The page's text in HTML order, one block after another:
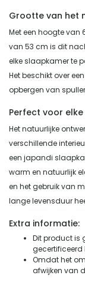
Grootte van het
Met een hoogte van
van 53 cm is dit
elke slaapkamer te
Het beschikt over
opbergen van
Perfect voor
Het natuurlijke
verschillende
een japandi
warm en natuurlijk
en het gebruik van
lange levensduur
Extra informatie:
Dit product is
gecertificeerd
Omdat het
afwijken van